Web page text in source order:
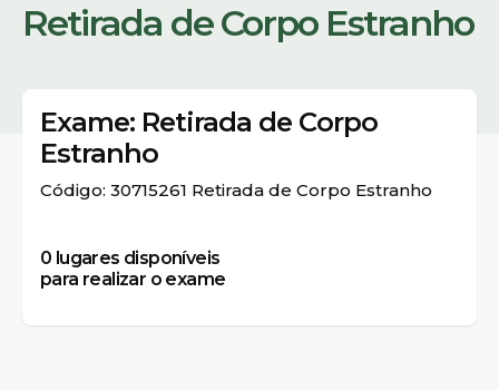
Retirada de Corpo Estranho
Exame: Retirada de Corpo
Estranho
Código: 30715261 Retirada de Corpo Estranho
0 lugares disponíveis
para realizar o exame